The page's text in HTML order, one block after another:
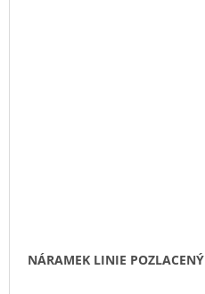
NÁRAMEK LINIE POZLACENÝ